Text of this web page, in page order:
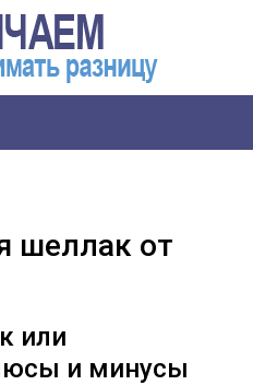
шеллак от
или
и минусы